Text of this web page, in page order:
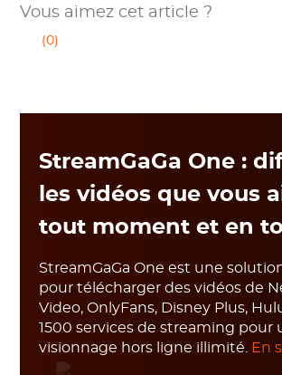
Vous aimez cet article ?
(0)
StreamGaGa One :
les vidéos que vous
tout moment et en
StreamGaGa One est une
pour télécharger des vidéos de
Video, OnlyFans, Disney Plus,
1500 services de streaming pour
visionnage hors ligne illimité. En